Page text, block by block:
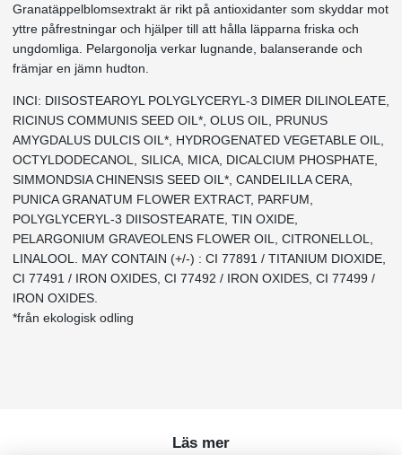
Granatäppelblomsextrakt är rikt på antioxidanter som skyddar mot
yttre påfrestningar och hjälper till att hålla läpparna friska och
ungdomliga. Pelargonolja verkar lugnande, balanserande och
främjar en jämn hudton.
INCI: DIISOSTEAROYL POLYGLYCERYL-3 DIMER DILINOLEATE,
RICINUS COMMUNIS SEED OIL*, OLUS OIL, PRUNUS
AMYGDALUS DULCIS OIL*, HYDROGENATED VEGETABLE OIL,
OCTYLDODECANOL, SILICA, MICA, DICALCIUM PHOSPHATE,
SIMMONDSIA CHINENSIS SEED OIL*, CANDELILLA CERA,
PUNICA GRANATUM FLOWER EXTRACT, PARFUM,
POLYGLYCERYL-3 DIISOSTEARATE, TIN OXIDE,
PELARGONIUM GRAVEOLENS FLOWER OIL, CITRONELLOL,
LINALOOL. MAY CONTAIN (+/-) : CI 77891 / TITANIUM DIOXIDE,
CI 77491 / IRON OXIDES, CI 77492 / IRON OXIDES, CI 77499 /
IRON OXIDES.
*från ekologisk odling
Läs mer